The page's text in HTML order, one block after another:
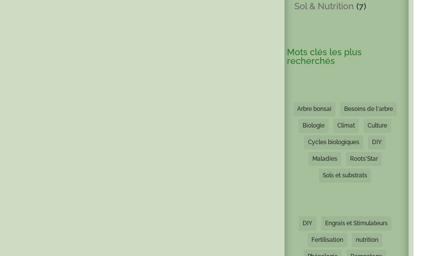
Sol & Nutrition (7)
Mots clés les plus
recherchés
Arbre bonsaï Besoins de l'arbre
Biologie Climat Culture
Cycles biologiques DIY
Maladies Roots'Star
Sols et substrats
DIY Engrais et Stimulateurs
Fertilisation nutrition